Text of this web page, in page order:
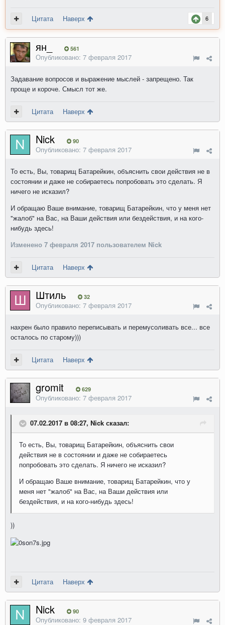
6
Цитата Наверх
ян_ 561
Опубликовано: 7 февраля 2017
Задавание вопросов и выражение мыслей - запрещено. Так
проще и короче. Смысл тот же.
Цитата Наверх
Nick 90
Опубликовано: 7 февраля 2017
То есть, Вы, товарищ Батарейкин, объяснить свои действия не в
состоянии и даже не собираетесь попробовать это сделать. Я
ничего не исказил?
И обращаю Ваше внимание, товарищ Батарейкин, что у меня нет
"жалоб" на Вас, на Ваши действия или бездействия, и на кого-
нибудь здесь!
Изменено 7 февраля 2017 пользователем Nick
Цитата Наверх
Штиль 32
Опубликовано: 7 февраля 2017
нахрен было правило переписывать и перемусоливать все... все
осталось по старому)))
Цитата Наверх
gromit 629
Опубликовано: 7 февраля 2017
07.02.2017 в 08:27, Nick сказал:
То есть, Вы, товарищ Батарейкин, объяснить свои
действия не в состоянии и даже не собираетесь
попробовать это сделать. Я ничего не исказил?
И обращаю Ваше внимание, товарищ Батарейкин, что у
меня нет "жалоб" на Вас, на Ваши действия или
бездействия, и на кого-нибудь здесь!
))
Цитата Наверх
Nick 90
Опубликовано: 9 февраля 2017